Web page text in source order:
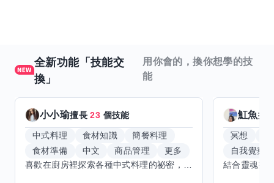
全新功能「技能交
換」
用你會的，換你想學的技
能
小小瑜擅長23 個技能
中式料理 食材知識
簡餐料理
食材準備
中文 商品管理
更多
魟魚擅
冥想
自我覺察